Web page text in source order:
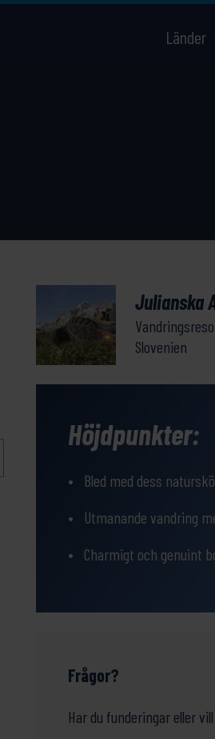
Länder
Julianska
Slovenien
Höjdpunkter:
Bled med dess
Utmanande vandring
Charmigt och genuint
Frågor?
Har du funderingar eller